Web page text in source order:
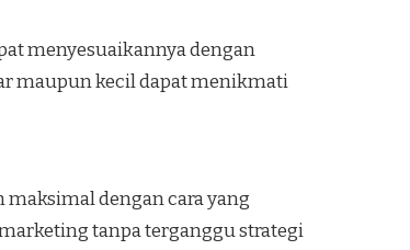
menyesuaikannya dengan
maupun kecil dapat menikmati
maksimal dengan cara yang
tanpa terganggu strategi